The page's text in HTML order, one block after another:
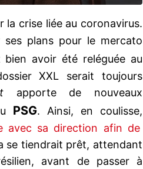
la crise liée au coronavirus.
plans pour le mercato
avoir été reléguée au
XXL serait toujours
apporte de nouveaux
PSG. Ainsi, en coulisse,
avec sa direction afin de
se tiendrait prêt, attendant
avant de passer à